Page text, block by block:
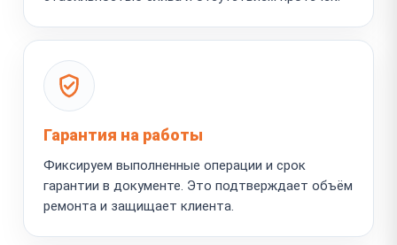
Гарантия на работы
Фиксируем выполненные операции и срок
гарантии в документе. Это подтверждает объём
ремонта и защищает клиента.